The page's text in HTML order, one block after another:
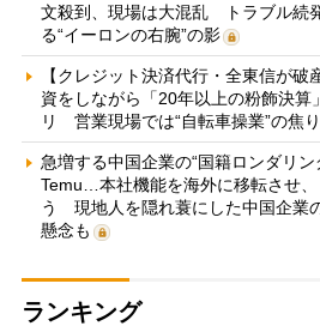
文殺到、現場は大混乱 トラブル続
る“イーロンの右腕”の影
【クレジット決済代行・全東信が
資をしながら「20年以上の粉飾決算
リ 営業現場では“自転車操業”の焦
急増する中国企業の“国籍ロンダリ
Temu…本社機能を海外に移転させ
う 現地人を隠れ蓑にした中国企業
懸念も
ランキング